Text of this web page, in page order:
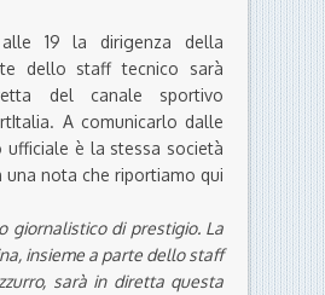
19 la dirigenza della
dello staff tecnico sarà
del canale sportivo
A comunicarlo dalle
ufficiale è la stessa società
una nota che riportiamo qui
giornalistico di prestigio. La
insieme a parte dello staff
sarà in diretta questa